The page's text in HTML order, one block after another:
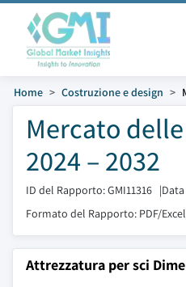
Home Costruzione e design
Mercato
2024 – 2032
ID del Rapporto: GMI11316 |
Formato del Rapporto: PDF/
Attrezzatura per sci